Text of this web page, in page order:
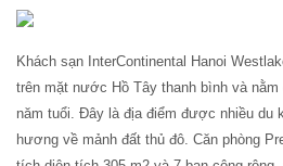
Khách sạn InterContinental Hanoi
trên mặt nước Hồ Tây thanh bình và
năm tuổi. Đây là địa điểm được nhiều du
hương về mảnh đất thủ đô. Căn phòng